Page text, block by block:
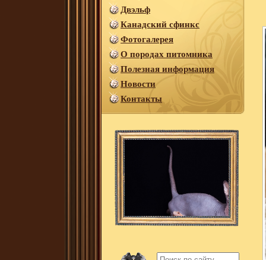
Двэльф
Канадский сфинкс
Фотогалерея
О породах питомника
Полезная информация
Новости
Контакты